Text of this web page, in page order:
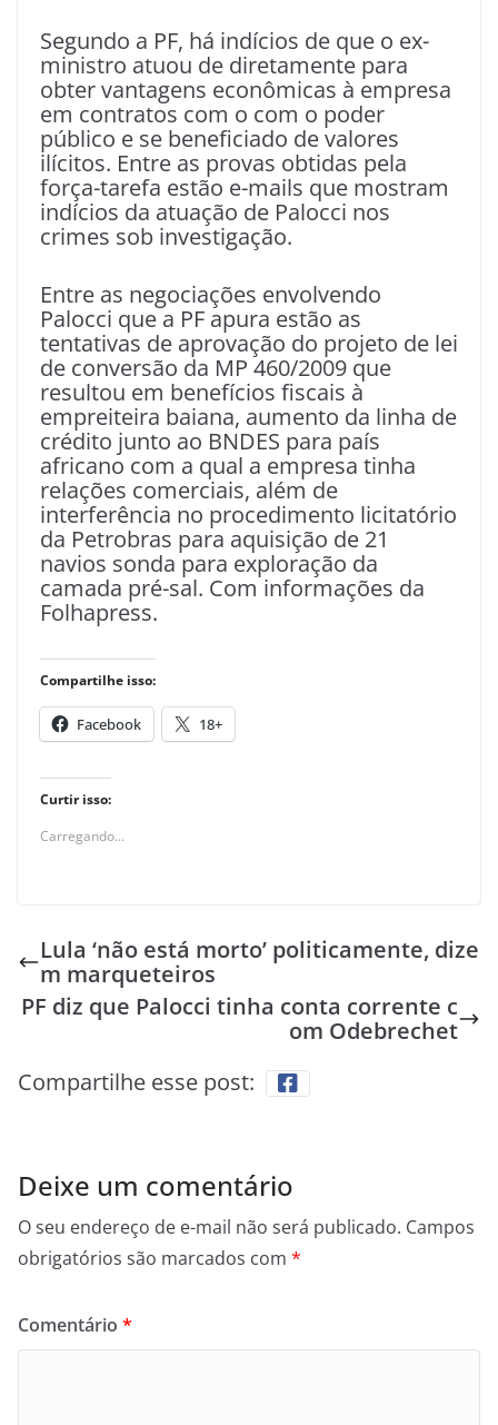
Segundo a PF, há indícios de que o ex-
ministro atuou de diretamente para
obter vantagens econômicas à empresa
em contratos com o com o poder
público e se beneficiado de valores
ilícitos. Entre as provas obtidas pela
força-tarefa estão e-mails que mostram
indícios da atuação de Palocci nos
crimes sob investigação.
Entre as negociações envolvendo
Palocci que a PF apura estão as
tentativas de aprovação do projeto de lei
de conversão da MP 460/2009 que
resultou em benefícios fiscais à
empreiteira baiana, aumento da linha de
crédito junto ao BNDES para país
africano com a qual a empresa tinha
relações comerciais, além de
interferência no procedimento licitatório
da Petrobras para aquisição de 21
navios sonda para exploração da
camada pré-sal. Com informações da
Folhapress.
Compartilhe isso:
Facebook 18+
Curtir isso:
Carregando...
Lula ‘não está morto’ politicamente, dize
m marqueteiros
PF diz que Palocci tinha conta corrente c
om Odebrechet
Compartilhe esse post:
Deixe um comentário
O seu endereço de e-mail não será publicado. Campos
obrigatórios são marcados com *
Comentário *